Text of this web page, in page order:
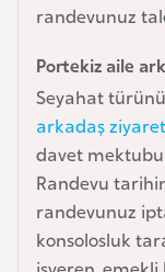
randevunuz
Portekiz aile
Seyahat
arkadaş
davet
Randevu
randevunuz
konsolosluk
l
i
k
a
B
e
n